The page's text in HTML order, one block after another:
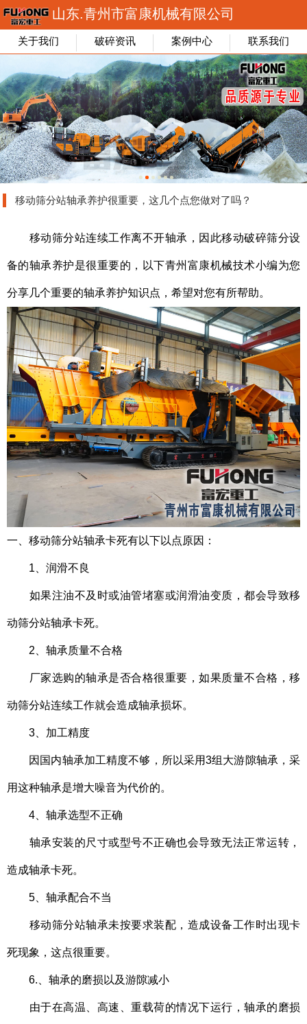
山东.青州市富康机械有限公司
关于我们 破碎资讯 案例中心 联系我们
移动筛分站轴承养护很重要，这几个点您做对了吗？
移动筛分站连续工作离不开轴承，因此移动破碎筛分设
备的轴承养护是很重要的，以下青州富康机械技术小编为您
分享几个重要的轴承养护知识点，希望对您有所帮助。
一、 移动筛分站轴承卡死有以下以点原因：
1、润滑不良
如果注油不及时或油管堵塞或润滑油变质，都会导致移
动筛分站轴承卡死。
2、轴承质量不合格
厂家选购的轴承是否合格很重要，如果质量不合格，移
动筛分站连续工作就会造成轴承损坏。
3、加工精度
因国内轴承加工精度不够，所以采用3组大游隙轴承，采
用这种轴承是增大噪音为代价的。
4、轴承选型不正确
轴承安装的尺寸或型号不正确也会导致无法正常运转，
造成轴承卡死。
5、轴承配合不当
移动筛分站轴承未按要求装配，造成设备工作时出现卡
死现象，这点很重要。
6.、轴承的磨损以及游隙减小
由于在高温、高速、重载荷的情况下运行，轴承的磨损